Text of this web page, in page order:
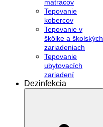
matracov
Tepovanie
kobercov
Tepovanie v
škôlke a školských
zariadeniach
Tepovanie
ubytovacích
zariadení
Dezinfekcia